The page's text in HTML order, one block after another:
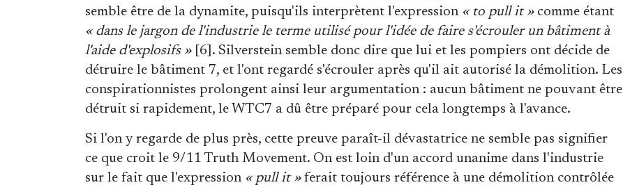
semble être de la dynamite, puisqu'ils interprètent l'expression « to pull it »comme étant
« dans le jargon de l'industrie le terme utilisé pour l'idée de faire s'écrouler un bâtiment à
l'aide d'explosifs »[6]. Silverstein semble donc dire que lui et les pompiers ont décide de
détruire le bâtiment 7, et l'ont regardé s'écrouler après qu'il ait autorisé la démolition. Les
conspirationnistes prolongent ainsi leur argumentation : aucun bâtiment ne pouvant être
détruit si rapidement, le WTC7 a dû être préparé pour cela longtemps à l'avance.
Si l'on y regarde de plus près, cette preuve paraît-il dévastatrice ne semble pas signifier
ce que croit le 9/11 Truth Movement. On est loin d'un accord unanime dans l'industrie
sur le fait que l'expression « pull it »ferait toujours référence à une démolition contrôlée